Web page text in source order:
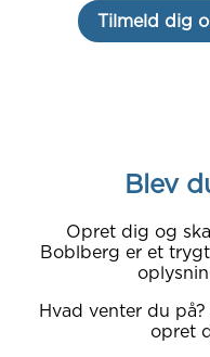
Tilmeld dig
Blev
Opret dig og
Boblberg er et
Hvad venter du på?
opret